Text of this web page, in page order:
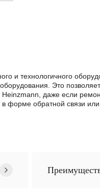
и технологичного
Это
Heinzmann, даже если
обратной связи